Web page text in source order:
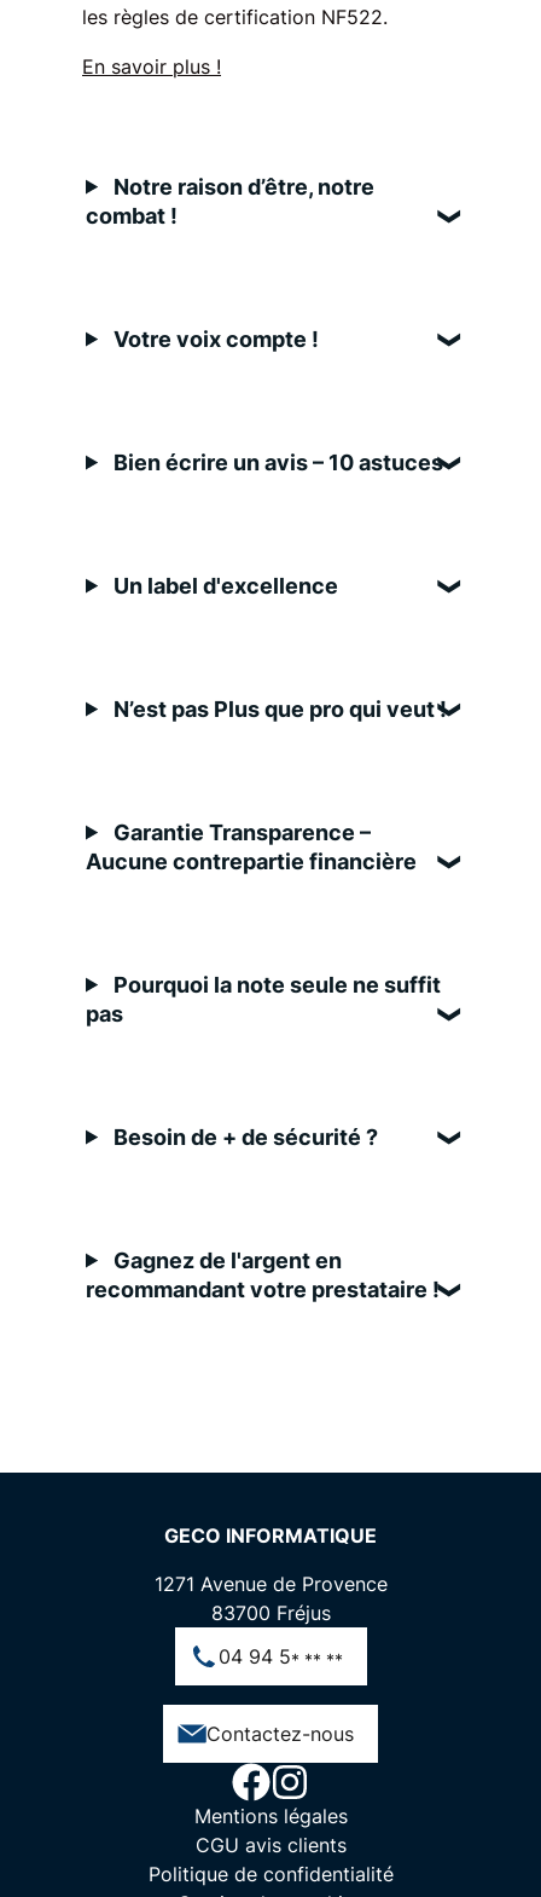
les règles de certification NF522.
En savoir plus !
Notre raison d’être, notre
combat !
Votre voix compte !
Bien écrire un avis – 10 astuces
Un label d'excellence
N’est pas Plus que pro qui veut !
Garantie Transparence –
Aucune contrepartie financière
Pourquoi la note seule ne suffit
pas
Besoin de + de sécurité ?
Gagnez de l'argent en
recommandant votre prestataire !
GECO INFORMATIQUE
1271 Avenue de Provence
83700 Fréjus
04 94 5* ** **
Contactez-nous
Mentions légales
CGU avis clients
Politique de confidentialité